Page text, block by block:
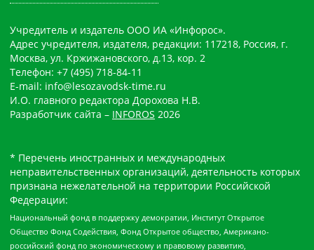
Учредитель и издатель ООО ИА «Инфорос».
Адрес учредителя, издателя, редакции: 117218, Россия, г.
Москва, ул. Кржижановского, д.13, кор. 2
Телефон: +7 (495) 718-84-11
E-mail: info@lesozavodsk-time.ru
И.О. главного редактора Дорохова Н.В.
Разработчик сайта – INFOROS 2026
* Перечень иностранных и международных
неправительственных организаций, деятельность которых
признана нежелательной на территории Российской
Федерации:
Национальный фонд в поддержку демократии, Институт Открытое
Общество Фонд Содействия, Фонд Открытое общество, Американо-
российский фонд по экономическому и правовому развитию,